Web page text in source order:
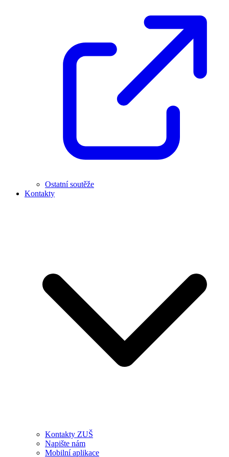
Ostatní soutěže
Kontakty
Kontakty ZUŠ
Napište nám
Mobilní aplikace